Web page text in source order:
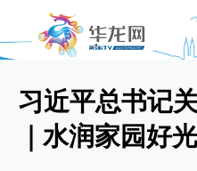
习近平总书记
｜水润家园好